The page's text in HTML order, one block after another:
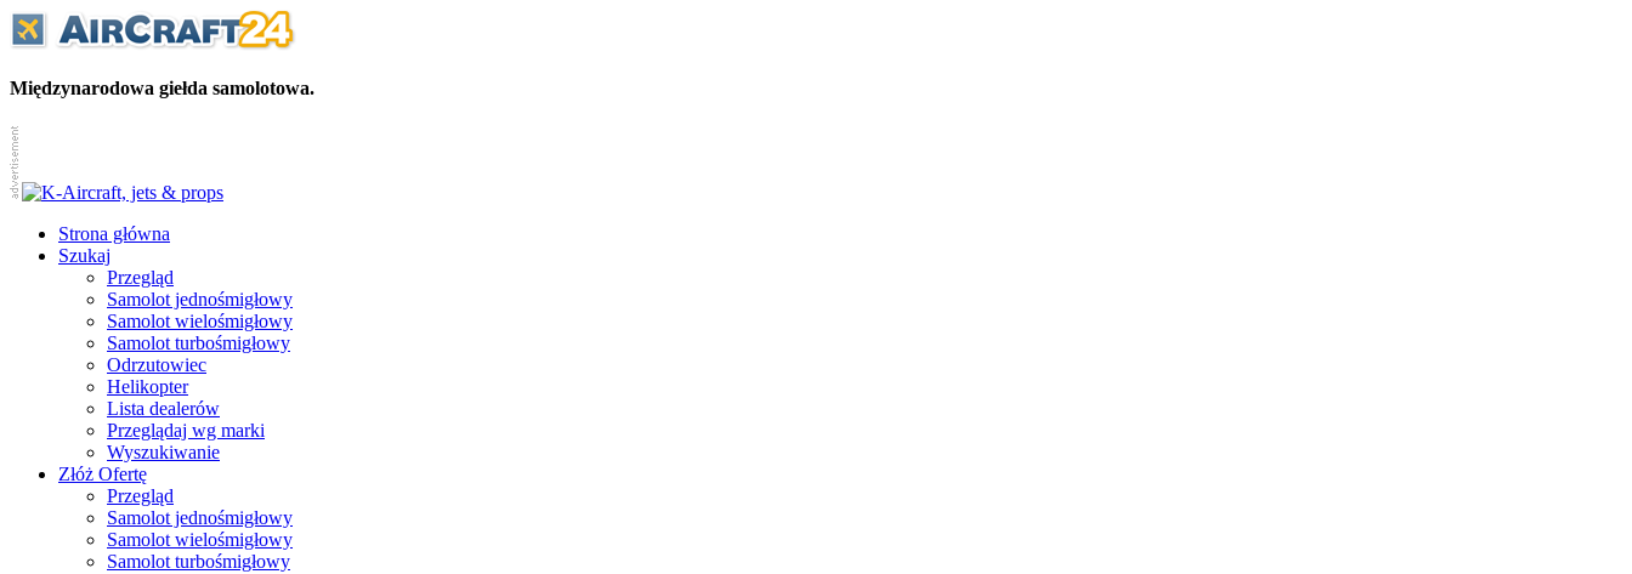
Międzynarodowa giełda samolotowa.
Strona główna
Szukaj
Przegląd
Samolot jednośmigłowy
Samolot wielośmigłowy
Samolot turbośmigłowy
Odrzutowiec
Helikopter
Lista dealerów
Przeglądaj wg marki
Wyszukiwanie
Złóż Ofertę
Przegląd
Samolot jednośmigłowy
Samolot wielośmigłowy
Samolot turbośmigłowy